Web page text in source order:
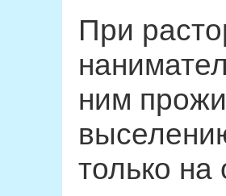
При
ним
только